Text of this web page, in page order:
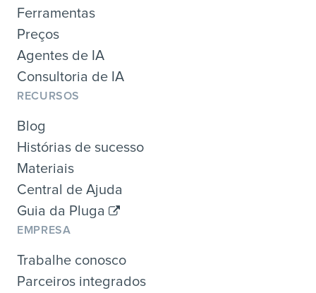
Ferramentas
Preços
Agentes de IA
Consultoria de IA
RECURSOS
Blog
Histórias de sucesso
Materiais
Central de Ajuda
Guia da Pluga
EMPRESA
Trabalhe conosco
Parceiros integrados